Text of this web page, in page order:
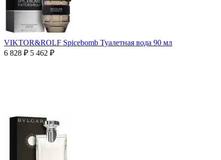
VIKTOR&ROLF Spicebomb Туалетная вода 90 мл
6 828 ₽ 5 462 ₽